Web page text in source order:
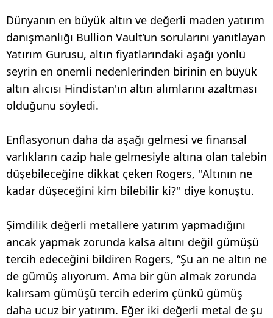
Dünyanın en büyük altın ve değerli maden yatırım
danışmanlığı Bullion Vault’un sorularını yanıtlayan
Yatırım Gurusu, altın fiyatlarındaki aşağı yönlü
seyrin en önemli nedenlerinden birinin en büyük
altın alıcısı Hindistan'ın altın alımlarını azaltması
olduğunu söyledi.
Enflasyonun daha da aşağı gelmesi ve finansal
varlıkların cazip hale gelmesiyle altına olan talebin
düşebileceğine dikkat çeken Rogers, ''Altının ne
kadar düşeceğini kim bilebilir ki?'' diye konuştu.
Şimdilik değerli metallere yatırım yapmadığını
ancak yapmak zorunda kalsa altını değil gümüşü
tercih edeceğini bildiren Rogers, “Şu an ne altın ne
de gümüş alıyorum. Ama bir gün almak zorunda
kalırsam gümüşü tercih ederim çünkü gümüş
daha ucuz bir yatırım. Eğer iki değerli metal de şu